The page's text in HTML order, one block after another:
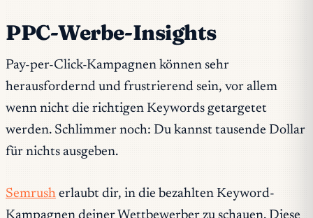
PPC-Werbe-Insights
Pay-per-Click-Kampagnen können sehr
herausfordernd und frustrierend sein, vor allem
wenn nicht die richtigen Keywords getargetet
werden. Schlimmer noch: Du kannst tausende Dollar
für nichts ausgeben.
Semrush erlaubt dir, in die bezahlten Keyword-